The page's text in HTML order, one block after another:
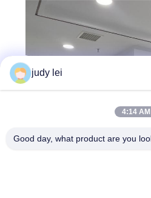
judy lei
4:14 AM
Good day, what product are you